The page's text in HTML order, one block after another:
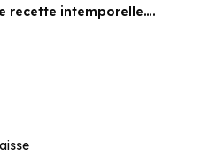
recette intemporelle….